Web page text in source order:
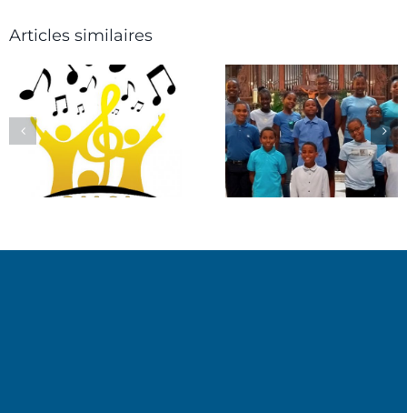
Articles similaires
Les petits
artisans de Paix
Chœur en
Famille